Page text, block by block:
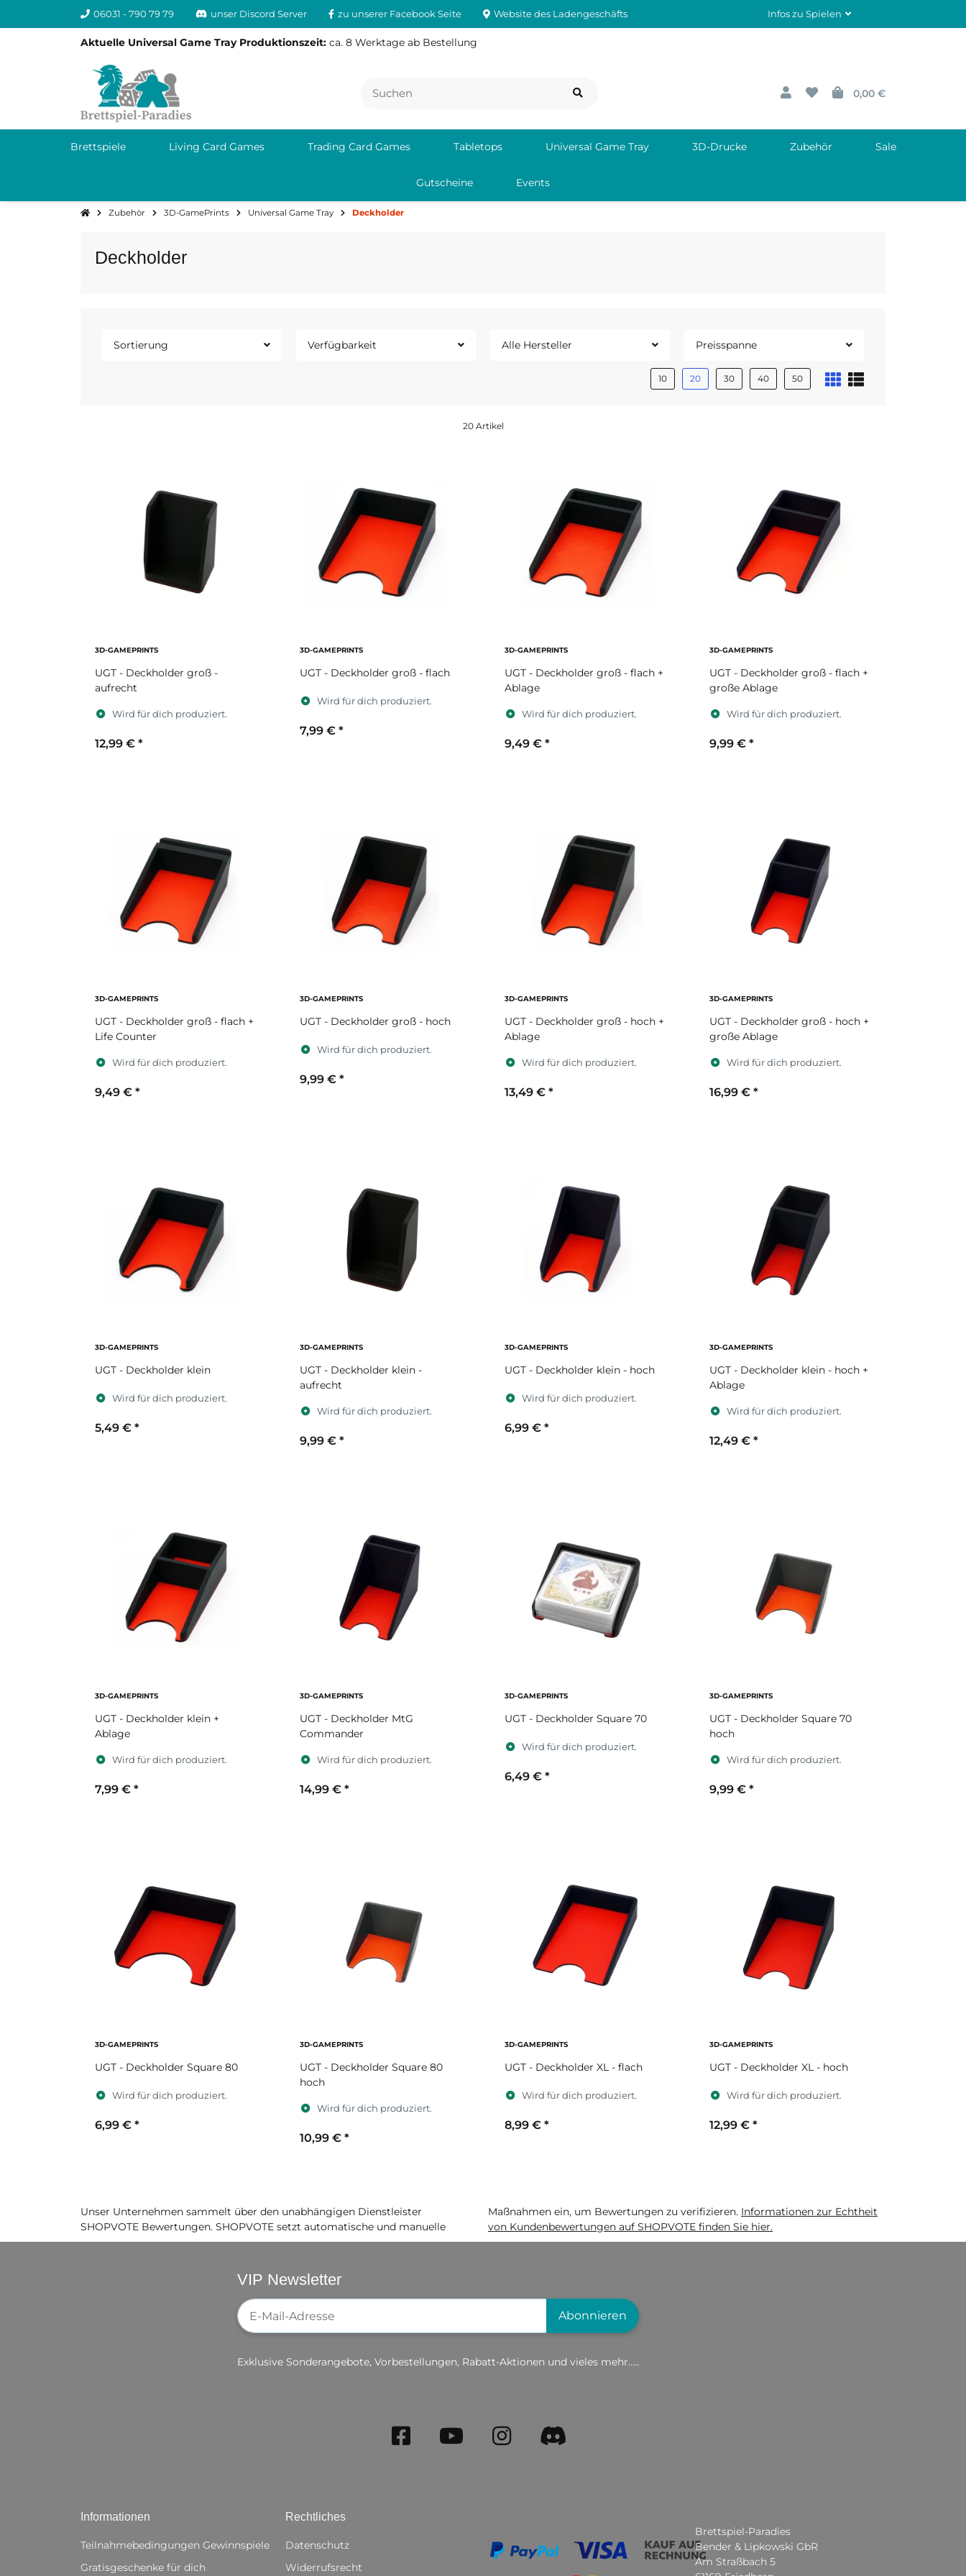
06031 - 790 79 79 unser Discord Server zu unserer Facebook Seite Website des Ladengeschäfts Infos zu Spielen
Aktuelle Universal Game Tray Produktionszeit: ca. 8 Werktage ab Bestellung
0,00 €
Brettspiele Living Card Games Trading Card Games Tabletops Universal Game Tray 3D-Drucke Zubehör Sale
Gutscheine Events
Zubehör 3D-GamePrints Universal Game Tray Deckholder
Deckholder
Sortierung Verfügbarkeit Alle Hersteller Preisspanne
10 20 30 40 50
20 Artikel
3D-GAMEPRINTS
UGT - Deckholder groß -
aufrecht
Wird für dich produziert.
12,99 € *
3D-GAMEPRINTS
UGT - Deckholder groß - flach
Wird für dich produziert.
7,99 € *
3D-GAMEPRINTS
UGT - Deckholder groß - flach +
Ablage
Wird für dich produziert.
9,49 € *
3D-GAMEPRINTS
UGT - Deckholder groß - flach +
große Ablage
Wird für dich produziert.
9,99 € *
3D-GAMEPRINTS
UGT - Deckholder groß - flach +
Life Counter
Wird für dich produziert.
9,49 € *
3D-GAMEPRINTS
UGT - Deckholder groß - hoch
Wird für dich produziert.
9,99 € *
3D-GAMEPRINTS
UGT - Deckholder groß - hoch +
Ablage
Wird für dich produziert.
13,49 € *
3D-GAMEPRINTS
UGT - Deckholder groß - hoch +
große Ablage
Wird für dich produziert.
16,99 € *
3D-GAMEPRINTS
UGT - Deckholder klein
Wird für dich produziert.
5,49 € *
3D-GAMEPRINTS
UGT - Deckholder klein -
aufrecht
Wird für dich produziert.
9,99 € *
3D-GAMEPRINTS
UGT - Deckholder klein - hoch
Wird für dich produziert.
6,99 € *
3D-GAMEPRINTS
UGT - Deckholder klein - hoch +
Ablage
Wird für dich produziert.
12,49 € *
3D-GAMEPRINTS
UGT - Deckholder klein +
Ablage
Wird für dich produziert.
7,99 € *
3D-GAMEPRINTS
UGT - Deckholder MtG
Commander
Wird für dich produziert.
14,99 € *
3D-GAMEPRINTS
UGT - Deckholder Square 70
Wird für dich produziert.
6,49 € *
3D-GAMEPRINTS
UGT - Deckholder Square 70
hoch
Wird für dich produziert.
9,99 € *
3D-GAMEPRINTS
UGT - Deckholder Square 80
Wird für dich produziert.
6,99 € *
3D-GAMEPRINTS
UGT - Deckholder Square 80
hoch
Wird für dich produziert.
10,99 € *
3D-GAMEPRINTS
UGT - Deckholder XL - flach
Wird für dich produziert.
8,99 € *
3D-GAMEPRINTS
UGT - Deckholder XL - hoch
Wird für dich produziert.
12,99 € *
Unser Unternehmen sammelt über den unabhängigen Dienstleister
SHOPVOTE Bewertungen. SHOPVOTE setzt automatische und manuelle
Maßnahmen ein, um Bewertungen zu verifizieren. Informationen zur Echtheit
von Kundenbewertungen auf SHOPVOTE finden Sie hier.
VIP Newsletter
Newsletter-Registrierung
Abonnieren
Exklusive Sonderangebote, Vorbestellungen, Rabatt-Aktionen und vieles mehr.....
Informationen
Teilnahmebedingungen Gewinnspiele
Gratisgeschenke für dich
Rechtliches
Datenschutz
Widerrufsrecht
Brettspiel-Paradies
Bender & Lipkowski GbR
Am Straßbach 5